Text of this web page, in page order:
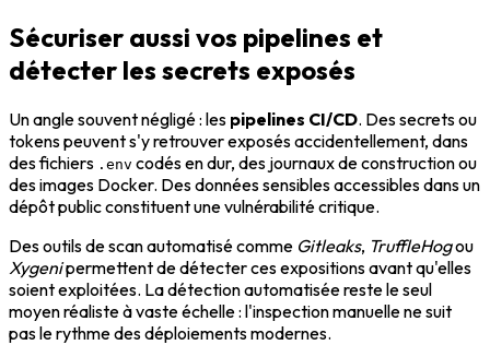
Sécuriser aussi vos pipelines et
détecter les secrets exposés
Un angle souvent négligé : les pipelines CI/CD. Des secrets ou
tokens peuvent s'y retrouver exposés accidentellement, dans
des fichiers .env codés en dur, des journaux de construction ou
des images Docker. Des données sensibles accessibles dans un
dépôt public constituent une vulnérabilité critique.
Des outils de scan automatisé comme Gitleaks, TruffleHogou
Xygenipermettent de détecter ces expositions avant qu'elles
soient exploitées. La détection automatisée reste le seul
moyen réaliste à vaste échelle : l'inspection manuelle ne suit
pas le rythme des déploiements modernes.